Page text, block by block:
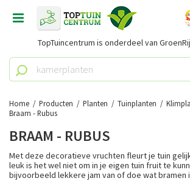
Home Producten Planten Tuinplanten
Braam - Rubus
TopTuincentrum is onderdeel van
BRAAM - RUBUS
Met deze decoratieve vruchten fleurt je tuin
leuk is het wel niet om in je eigen tuin fruit te
bijvoorbeeld lekkere jam van of doe wat bramen